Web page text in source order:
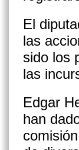
El
las
sido los
las
Edgar
han